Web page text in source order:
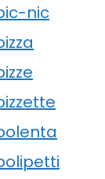
nic